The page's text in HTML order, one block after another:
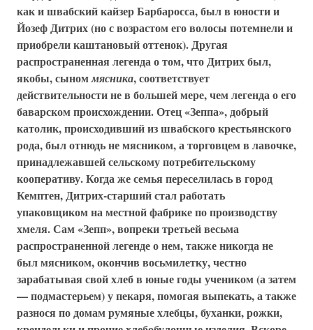
как и швабский кайзер Барбаросса, был в юности и
Йозеф Дитрих (но с возрастом его волосы потемнели и
приобрели каштановый оттенок). Другая
распространенная легенда о том, что Дитрих был,
якобы, сыноммясника, соответствует
действительности не в большей мере, чем легенда о его
баварском происхождении. Отец «Зеппа», добрый
католик, происходивший из швабского крестьянского
рода, был отнюдь не мясником, а торговцем в лавочке,
принадлежавшей сельскому потребительскому
кооперативу. Когда же семья переселилась в город
Кемптен, Дитрих-старший стал работать
упаковщиком на местной фабрике по производству
хмеля. Сам «Зепп», вопреки третьей весьма
распространенной легенде о нем, также никогда не
был мясником, окончив восьмилетку, честно
зарабатывая свой хлеб в юные годы учеником (а затем
— подмастерьем) у пекаря, помогая выпекать, а также
разнося по домам румяные хлебцы, буханки, рожки,